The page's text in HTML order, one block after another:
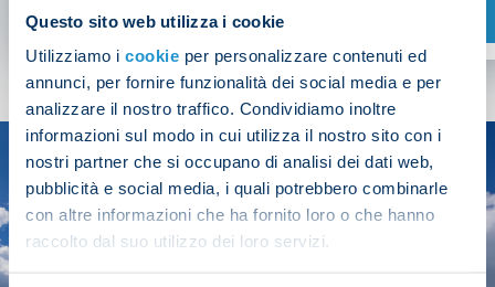
Questo sito web utilizza i cookie
Utilizziamo i cookie per personalizzare contenuti ed
annunci, per fornire funzionalità dei social media e per
analizzare il nostro traffico. Condividiamo inoltre
informazioni sul modo in cui utilizza il nostro sito con i
nostri partner che si occupano di analisi dei dati web,
pubblicità e social media, i quali potrebbero combinarle
con altre informazioni che ha fornito loro o che hanno
raccolto dal suo utilizzo dei loro servizi.
SHOP NOW
SEASON
2025/26